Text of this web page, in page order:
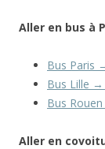
Aller en bus à
Bus Paris
Bus Lille →
Bus
Aller en